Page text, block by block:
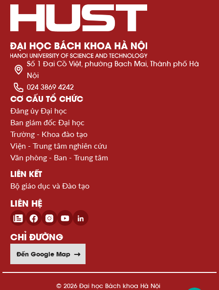
Số 1 Đại Cồ Việt, phường Bạch Mai, Thành phố Hà
Nội
024 3869 4242
CƠ CẤU TỔ CHỨC
Đảng ủy Đại học
Ban giám đốc Đại học
Trường - Khoa đào tạo
Viện - Trung tâm nghiên cứu
Văn phòng - Ban - Trung tâm
LIÊN KẾT
Bộ giáo dục và Đào tạo
LIÊN HỆ
CHỈ ĐƯỜNG
Đến Google Map
© 2026 Đại học Bách khoa Hà Nội